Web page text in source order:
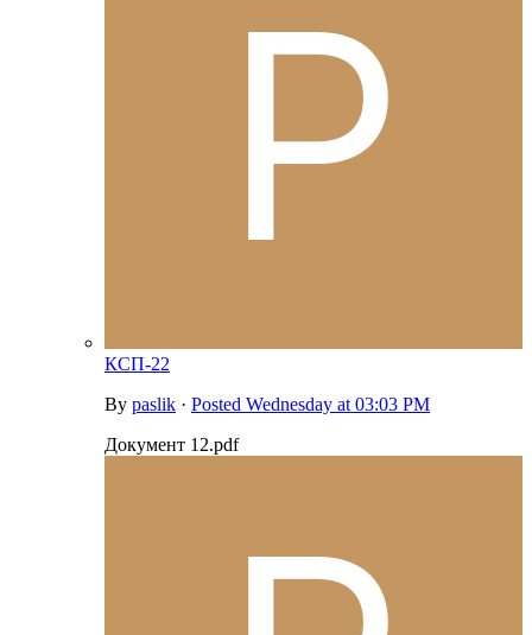
КСП-22
By paslik · Posted Wednesday at 03:03 PM
Документ 12.pdf